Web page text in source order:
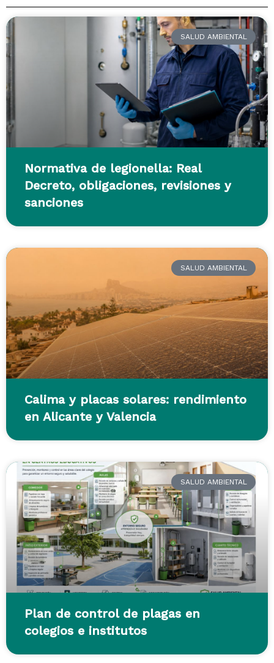
SALUD AMBIENTAL
Normativa de legionella: Real
Decreto, obligaciones, revisiones y
sanciones
SALUD AMBIENTAL
Calima y placas solares: rendimiento
en Alicante y Valencia
SALUD AMBIENTAL
Plan de control de plagas en
colegios e institutos